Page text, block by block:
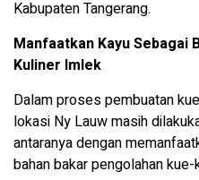
Kabupaten Tangerang.
Manfaatkan Kayu Sebagai
Kuliner Imlek
Dalam proses pembuatan
lokasi Ny Lauw masih
antaranya dengan
bahan bakar pengolahan